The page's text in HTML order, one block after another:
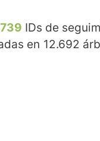
IDs de
en 12.692